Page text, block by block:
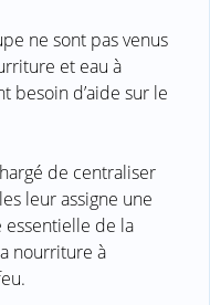
ne sont pas venus
et eau à
besoin d’aide sur le
de centraliser
leur assigne une
essentielle de la
nourriture à